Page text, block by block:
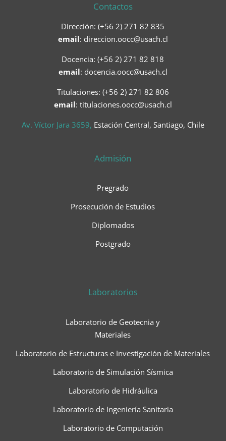
Contactos
Dirección: (+56 2) 271 82 835
email: direccion.oocc@usach.cl
Docencia: (+56 2) 271 82 818
email: docencia.oocc@usach.cl
Titulaciones: (+56 2) 271 82 806
email: titulaciones.oocc@usach.cl
Av. Víctor Jara 3659, Estación Central, Santiago, Chile
Admisión
Pregrado
Prosecución de Estudios
Diplomados
Postgrado
Laboratorios
Laboratorio de Geotecnia y
Materiales
Laboratorio de Estructuras e Investigación de Materiales
Laboratorio de Simulación Sísmica
Laboratorio de Hidráulica
Laboratorio de Ingeniería Sanitaria
Laboratorio de Computación